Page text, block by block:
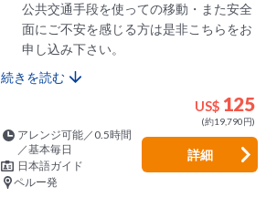
公共交通手段を使っての移動・また安全
面にご不安を感じる方は是非こちらをお
申し込み下さい。
続きを読む
US$ 125
(約19,790円)
アレンジ可能／0.5時間
／基本毎日
日本語ガイド
ペルー発
詳細